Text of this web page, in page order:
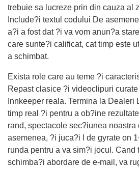
trebuie sa lucreze prin din cauza al
Include?i textul codului De
a?i a fost dat ?i va vom anun?a
care sunte?i calificat, cat timp este
a schimbat.
Exista role care au teme ?i
Repast clasice ?i videoclipuri
Innkeeper reala. Termina la Dealeri
timp real ?i pentru a ob?ine
rand, spectacole sec?iunea
asemenea, ?i juca?i l de gyrate on
runda pentru a va sim?i jocul. Cand
schimba?i abordare de e-mail, va